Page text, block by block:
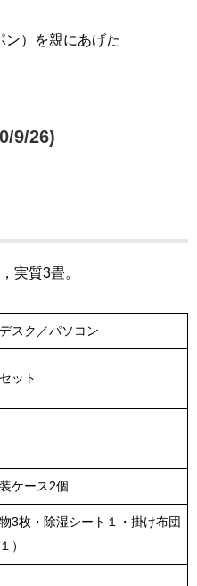
ン）を親にあげた
9/26)
実質3畳。
スク／パソコン
ット
ケース2個
3枚・除湿シート１・掛け布団
）